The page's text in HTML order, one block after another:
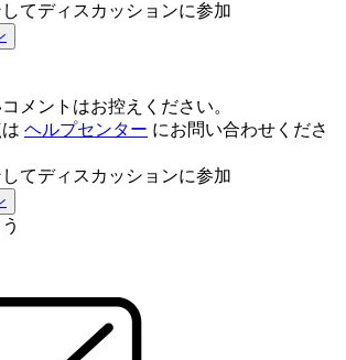
てディスカッションに参加
メントはお控えください。
ヘルプセンター にお問い合わせくださ
てディスカッションに参加